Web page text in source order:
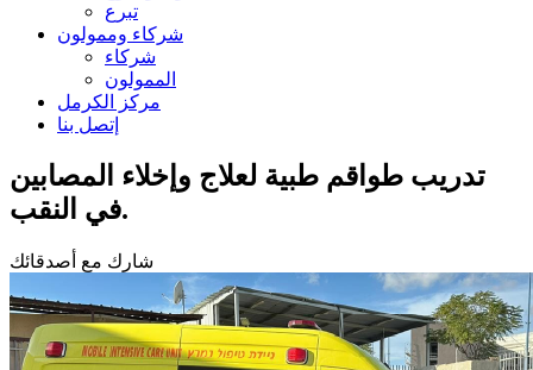
تبرع
شركاء وممولون
شركاء
الممولون
مركز الكرمل
إتصل بنا
تدريب طواقم طبية لعلاج وإخلاء المصابين
في النقب.
شارك مع أصدقائك